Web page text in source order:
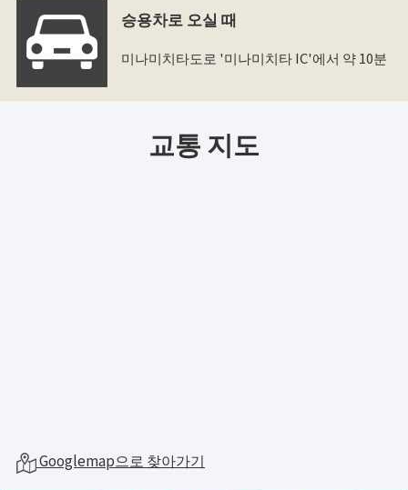
승용차로 오실 때
미나미치타도로 '미나미치타 IC'에서 약 10분
교통 지도
Googlemap으로 찾아가기